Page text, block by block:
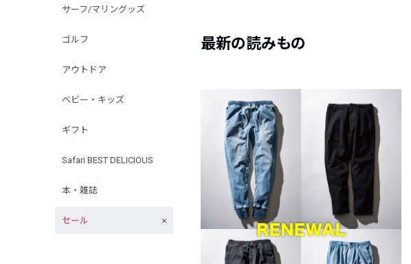
サーフ/マリングッズ
ゴルフ
アウトドア
ベビー・キッズ
ギフト
Safari BEST DELICIOUS
本・雑誌
セール
最新の読みもの